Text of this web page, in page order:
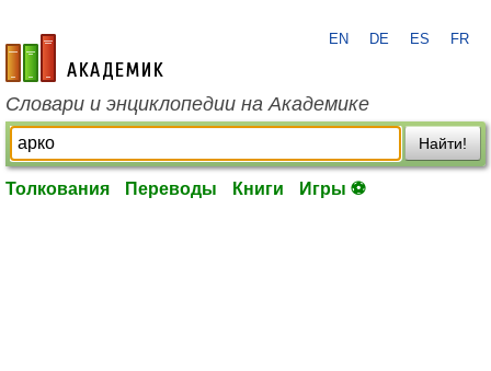
academic.ru
EN DE ES FR
Словари и энциклопедии на Академике
Найти!
Толкования Переводы Книги Игры ⚽